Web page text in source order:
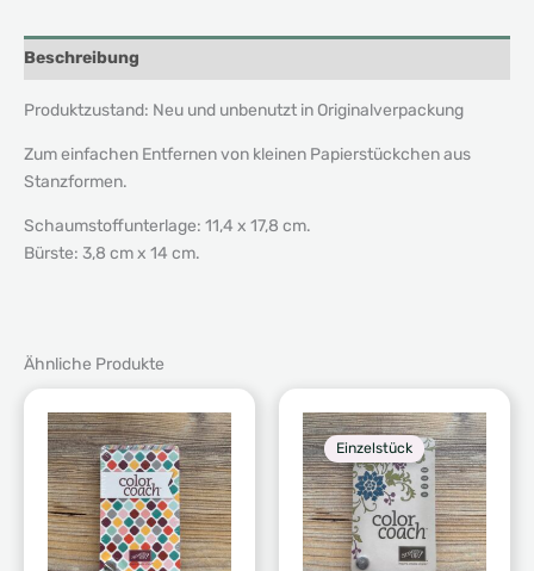
Beschreibung
Produktzustand: Neu und unbenutzt in Originalverpackung
Zum einfachen Entfernen von kleinen Papierstückchen aus
Stanzformen.
Schaumstoffunterlage: 11,4 x 17,8 cm.
Bürste: 3,8 cm x 14 cm.
Ähnliche Produkte
Einzelstück